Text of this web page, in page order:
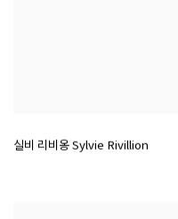
실비 리비옹 Sylvie Rivillion